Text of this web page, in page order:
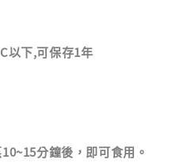
以下,可保存1年
分鐘後，即可食用。